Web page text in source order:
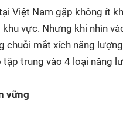
Việt Nam gặp không ít
vực. Nhưng khi nhìn
chuỗi mắt xích năng
trung vào 4 loại năng
vững